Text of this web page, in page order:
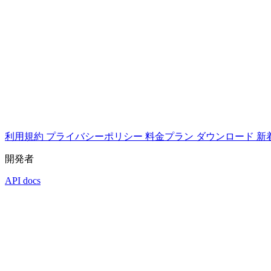
利用規約 プライバシーポリシー 料金プラン ダウンロード 新
開発者
API docs